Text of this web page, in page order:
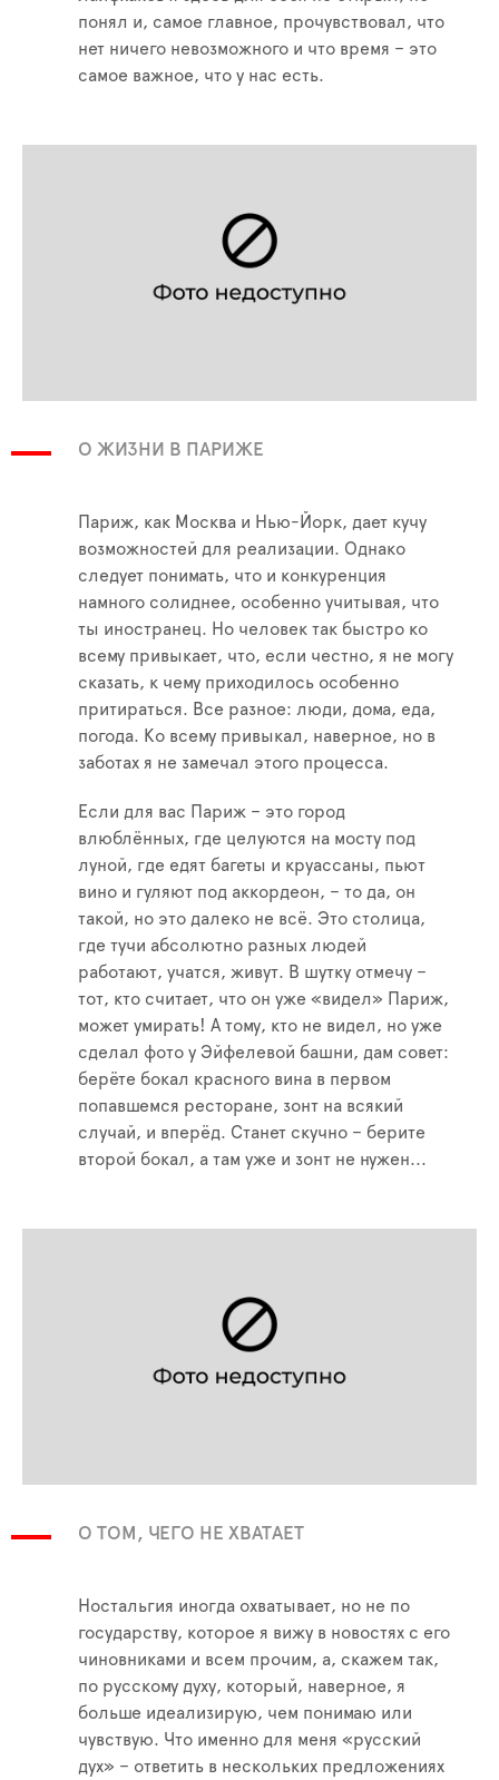
понял и, самое главное, прочувствовал, что
нет ничего невозможного и что время – это
самое важное, что у нас есть.
О ЖИЗНИ В ПАРИЖЕ
Париж, как Москва и Нью-Йорк, дает кучу
возможностей для реализации. Однако
следует понимать, что и конкуренция
намного солиднее, особенно учитывая, что
ты иностранец. Но человек так быстро ко
всему привыкает, что, если честно, я не могу
сказать, к чему приходилось особенно
притираться. Все разное: люди, дома, еда,
погода. Ко всему привыкал, наверное, но в
заботах я не замечал этого процесса.
Если для вас Париж – это город
влюблённых, где целуются на мосту под
луной, где едят багеты и круассаны, пьют
вино и гуляют под аккордеон, – то да, он
такой, но это далеко не всё. Это столица,
где тучи абсолютно разных людей
работают, учатся, живут. В шутку отмечу –
тот, кто считает, что он уже «видел» Париж,
может умирать! А тому, кто не видел, но уже
сделал фото у Эйфелевой башни, дам совет:
берёте бокал красного вина в первом
попавшемся ресторане, зонт на всякий
случай, и вперёд. Станет скучно – берите
второй бокал, а там уже и зонт не нужен...
О ТОМ, ЧЕГО НЕ ХВАТАЕТ
Ностальгия иногда охватывает, но не по
государству, которое я вижу в новостях с его
чиновниками и всем прочим, а, скажем так,
по русскому духу, который, наверное, я
больше идеализирую, чем понимаю или
чувствую. Что именно для меня «русский
дух» – ответить в нескольких предложениях